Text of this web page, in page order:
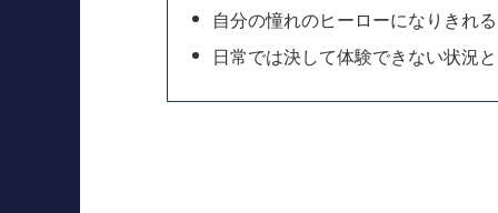
自分の憧れのヒーローになりきれる
日常では決して体験できない状況